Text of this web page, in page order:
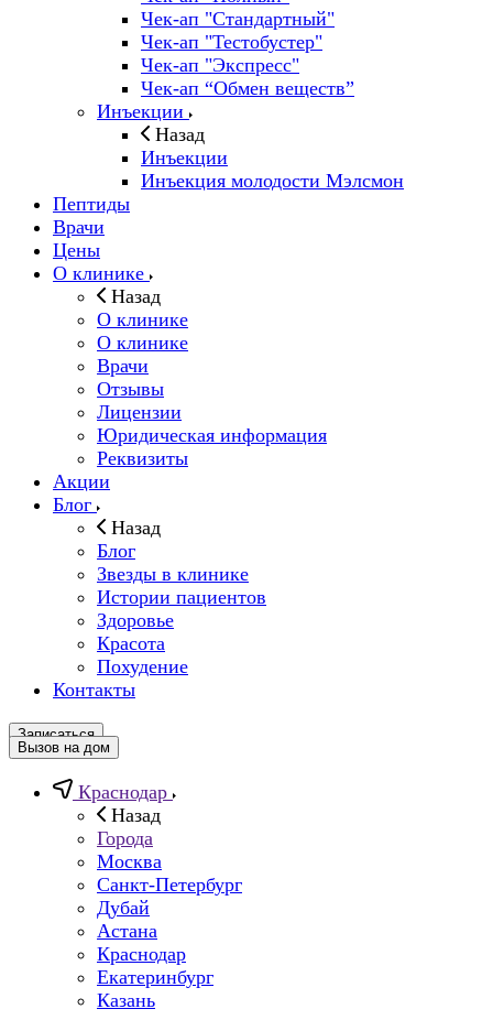
Чек-ап "Стандартный"
Чек-ап "Тестобустер"
Чек-ап "Экспресс"
Чек-ап “Обмен веществ”
Инъекции
Назад
Инъекции
Инъекция молодости Мэлсмон
Пептиды
Врачи
Цены
О клинике
Назад
О клинике
О клинике
Врачи
Отзывы
Лицензии
Юридическая информация
Реквизиты
Акции
Блог
Назад
Блог
Звезды в клинике
Истории пациентов
Здоровье
Красота
Похудение
Контакты
Записаться
Вызов на дом
Краснодар
Назад
Города
Москва
Санкт-Петербург
Дубай
Астана
Краснодар
Екатеринбург
Казань